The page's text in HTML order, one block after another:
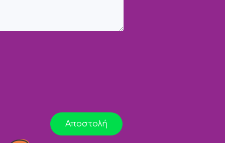
Αποστολή